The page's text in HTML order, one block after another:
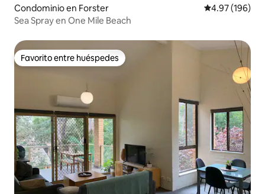
Condominio en Forster Calificación
4.97 (196)
Sea Spray en One Mile Beach
Favorito entre huéspedes
Favorito entre huéspedes